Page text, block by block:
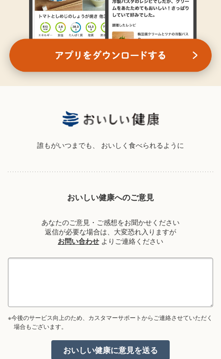
誰もがいつまでも、 おいしく食べられるように
おいしい健康へのご意見
あなたのご意見・ご感想をお聞かせください
返信が必要な場合は、大変恐れ入りますが
お問い合わせ よりご連絡ください
※今後のサービス向上のため、カスタマーサポートからご連絡させていただく
場合もございます。